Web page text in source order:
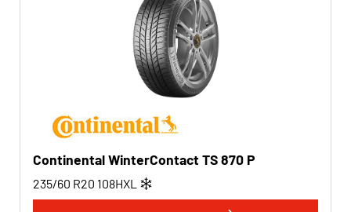
Continental WinterContact TS 870 P
235/60 R20 108HXL